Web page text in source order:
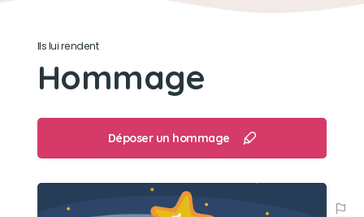
avec quel chien), c'était pas une chienne facile
qu'est-ce vous croyez...
Son jouet préféré
Ils lui rendent
Hommage
Déposer un hommage